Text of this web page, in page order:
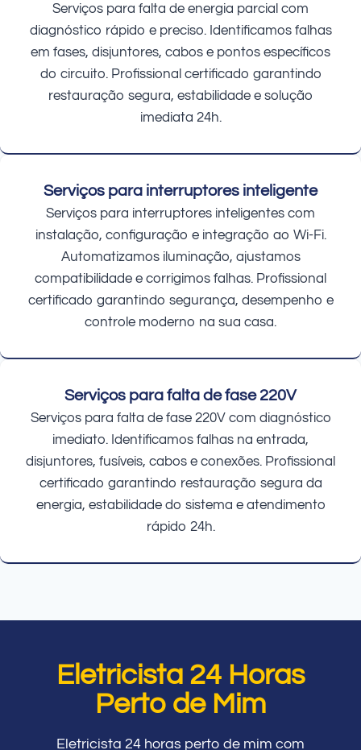
Serviços para falta de energia parcial com
diagnóstico rápido e preciso. Identificamos falhas
em fases, disjuntores, cabos e pontos específicos
do circuito. Profissional certificado garantindo
restauração segura, estabilidade e solução
imediata 24h.
Serviços para interruptores inteligente
Serviços para interruptores inteligentes com
instalação, configuração e integração ao Wi-Fi.
Automatizamos iluminação, ajustamos
compatibilidade e corrigimos falhas. Profissional
certificado garantindo segurança, desempenho e
controle moderno na sua casa.
Serviços para falta de fase 220V
Serviços para falta de fase 220V com diagnóstico
imediato. Identificamos falhas na entrada,
disjuntores, fusíveis, cabos e conexões. Profissional
certificado garantindo restauração segura da
energia, estabilidade do sistema e atendimento
rápido 24h.
Eletricista 24 Horas
Perto de Mim
Eletricista 24 horas perto de mim com